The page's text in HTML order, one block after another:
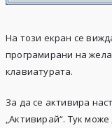
На този екран се
програмирани на
клавиатурата.
За да се активира
„Активирай“. Тук